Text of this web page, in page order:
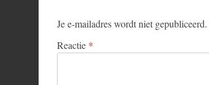
Je e-mailadres wordt niet gepubliceerd.
Reactie *